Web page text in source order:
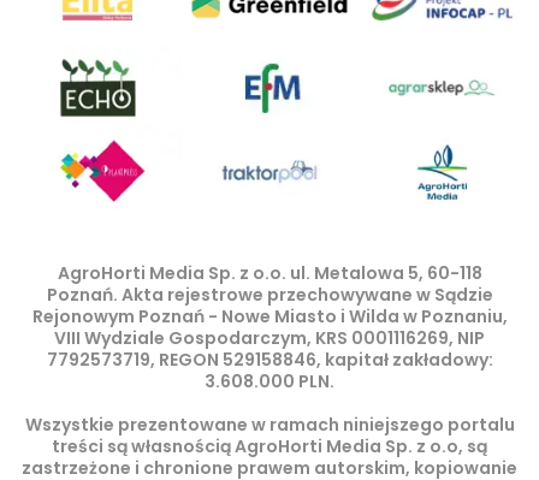
AgroHorti Media Sp. z o.o. ul. Metalowa 5, 60-118
Poznań. Akta rejestrowe przechowywane w Sądzie
Rejonowym Poznań - Nowe Miasto i Wilda w Poznaniu,
VIII Wydziale Gospodarczym, KRS 0001116269, NIP
7792573719, REGON 529158846, kapitał zakładowy:
3.608.000 PLN.
Wszystkie prezentowane w ramach niniejszego portalu
treści są własnością AgroHorti Media Sp. z o.o, są
zastrzeżone i chronione prawem autorskim, kopiowanie